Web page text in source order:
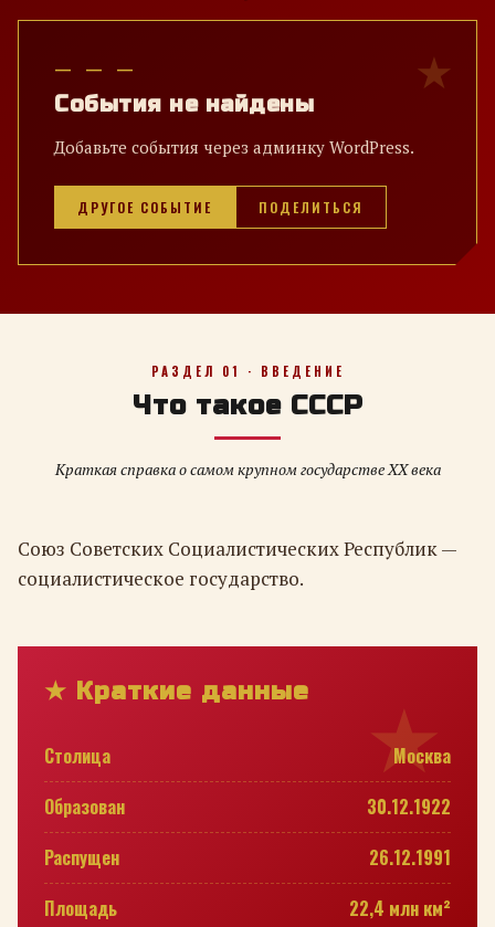
— — —
События не найдены
Добавьте события через админку WordPress.
ДРУГОЕ СОБЫТИЕ ПОДЕЛИТЬСЯ
РАЗДЕЛ 01 · ВВЕДЕНИЕ
Что такое СССР
Краткая справка о самом крупном государстве XX века
Союз Советских Социалистических Республик —
социалистическое государство.
★ Краткие данные
Столица
Москва
Образован
30.12.1922
Распущен
26.12.1991
Площадь
22,4 млн км²